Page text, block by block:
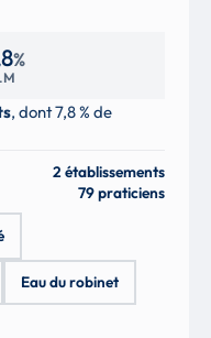
%
, dont 7,8 % de
2 établissements
79 praticiens
Eau du robinet